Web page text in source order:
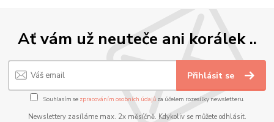
Ať vám už neuteče ani korálek ..
Přihlásit se
Souhlasím se zpracováním osobních údajůza účelem rozesílky newsletteru.
Newslettery zasíláme max. 2x měsíčně. Kdykoliv se můžete odhlásit.